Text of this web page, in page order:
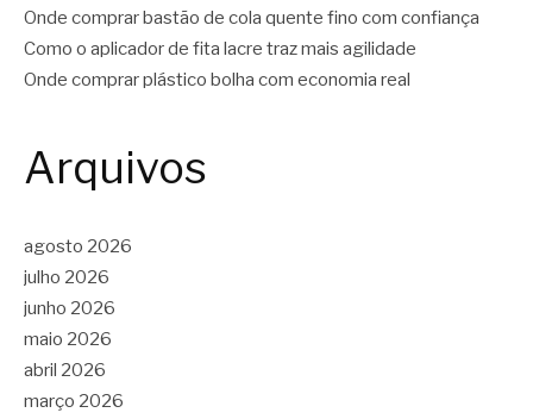
Onde comprar bastão de cola quente fino com confiança
Como o aplicador de fita lacre traz mais agilidade
Onde comprar plástico bolha com economia real
Arquivos
agosto 2026
julho 2026
junho 2026
maio 2026
abril 2026
março 2026